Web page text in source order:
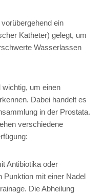
ein
Katheter) gelegt, um
Wasserlassen
wichtig, um einen
Dabei handelt es
in der Prostata.
verschiedene
Antibiotika oder
Punktion mit einer Nadel
Die Abheilung